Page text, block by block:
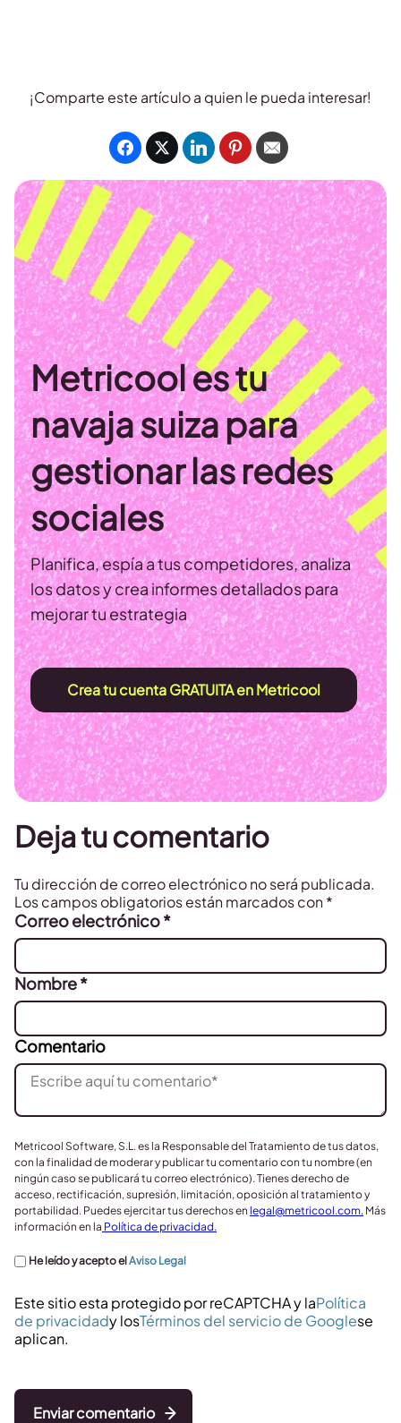
¡Comparte este artículo a quien le pueda interesar!
Metricool es tu
navaja suiza para
gestionar las redes
sociales
Planifica, espía a tus competidores, analiza
los datos y crea informes detallados para
mejorar tu estrategia
Crea tu cuenta GRATUITA en Metricool
Deja tu comentario
Tu dirección de correo electrónico no será publicada.
Los campos obligatorios están marcados con*
Correo electrónico*
Nombre*
Comentario
Metricool Software, S.L. es la Responsable del Tratamiento de tus datos,
con la finalidad de moderar y publicar tu comentario con tu nombre (en
ningún caso se publicará tu correo electrónico). Tienes derecho de
acceso, rectificación, supresión, limitación, oposición al tratamiento y
portabilidad. Puedes ejercitar tus derechos en legal@metricool.com. Más
información en la Política de privacidad.
He leído y acepto elAviso Legal
Este sitio esta protegido por reCAPTCHA y laPolítica
de privacidady losTérminos del servicio de Googlese
aplican.
Enviar comentario